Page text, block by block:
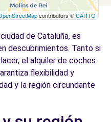
contributors ©CARTO
de Cataluña, es
descubrimientos. Tanto si
el alquiler de coches
flexibilidad y
y la región circundante